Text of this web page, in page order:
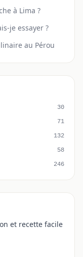
à Lima ?
je essayer ?
au Pérou
30
71
132
58
246
et recette facile